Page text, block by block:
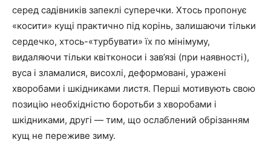
серед садівників запеклі суперечки. Хтось пропонує
«косити» кущі практично під корінь, залишаючи тільки
сердечко, хтось-«турбувати» їх по мінімуму,
видаляючи тільки квітконоси і зав’язі (при наявності),
вуса і зламалися, висохлі, деформовані, уражені
хворобами і шкідниками листя. Перші мотивують свою
позицію необхідністю боротьби з хворобами і
шкідниками, другі — тим, що ослаблений обрізанням
кущ не переживе зиму.